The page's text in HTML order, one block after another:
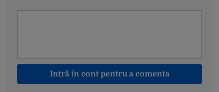
Intră în cont pentru a comenta